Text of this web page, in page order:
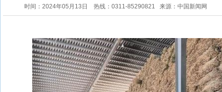
时间：2024年05月13日 热线：0311-85290821 来源：中国新闻网